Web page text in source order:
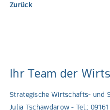
Zurück
Ihr Team der
Strategische Wirtschafts- und
Julia Tschawdarow - Tel.: 09161